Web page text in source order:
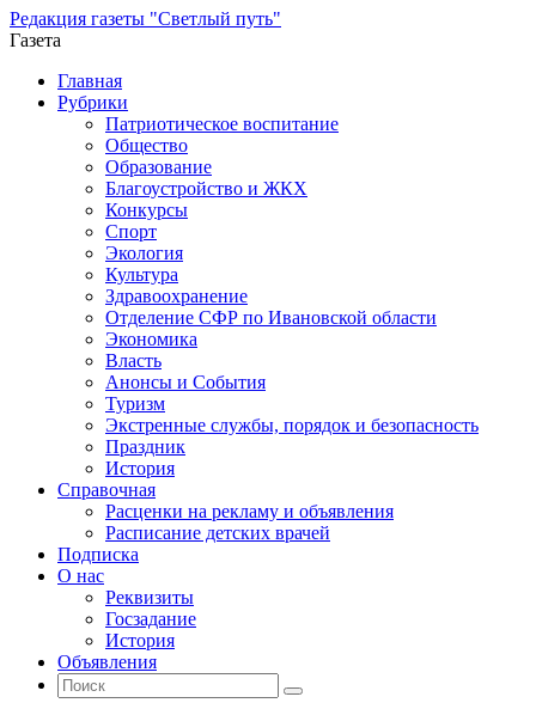
Редакция газеты "Светлый путь"
Газета
Промотать
содержимому
Главная
Рубрики
Патриотическое воспитание
Общество
Образование
Благоустройство и ЖКХ
Конкурсы
Спорт
Экология
Культура
Здравоохранение
Отделение СФР по Ивановской области
Экономика
Власть
Анонсы и События
Туризм
Экстренные службы, порядок и безопасность
Праздник
История
Справочная
Расценки на рекламу и объявления
Расписание детских врачей
Подписка
О нас
Реквизиты
Госзадание
История
Объявления
Поиск
Искать:
Поиск